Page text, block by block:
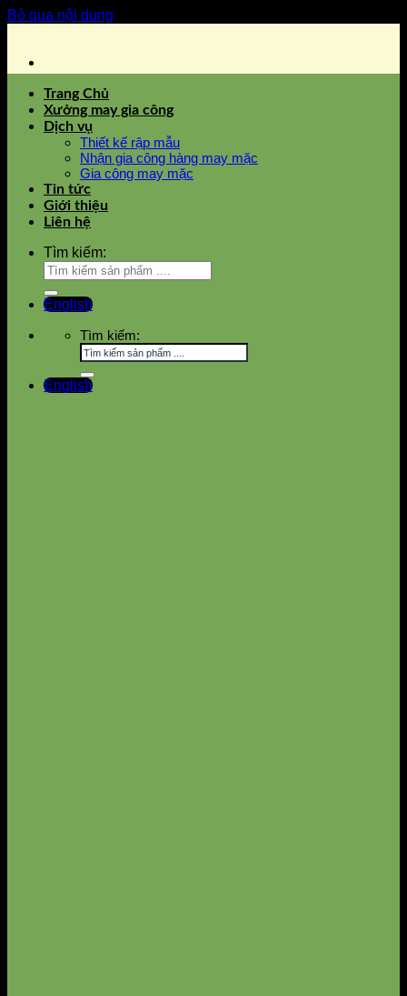
Bỏ qua nội dung
Trang Chủ
Xưởng may gia công
Dịch vụ
Thiết kế rập mẫu
Nhận gia công hàng may mặc
Gia công may mặc
Tin tức
Giới thiệu
Liên hệ
Tìm kiếm:
English
Tìm kiếm:
English